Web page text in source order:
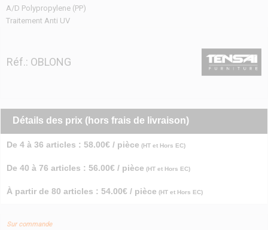
A/D Polypropylene (PP)
Traitement Anti UV
Réf.: OBLONG
Détails des prix (hors frais de livraison)
De 4 à 36 articles : 58.00€ / pièce (HT et Hors EC)
De 40 à 76 articles : 56.00€ / pièce (HT et Hors EC)
À partir de 80 articles : 54.00€ / pièce (HT et Hors EC)
Sur commande